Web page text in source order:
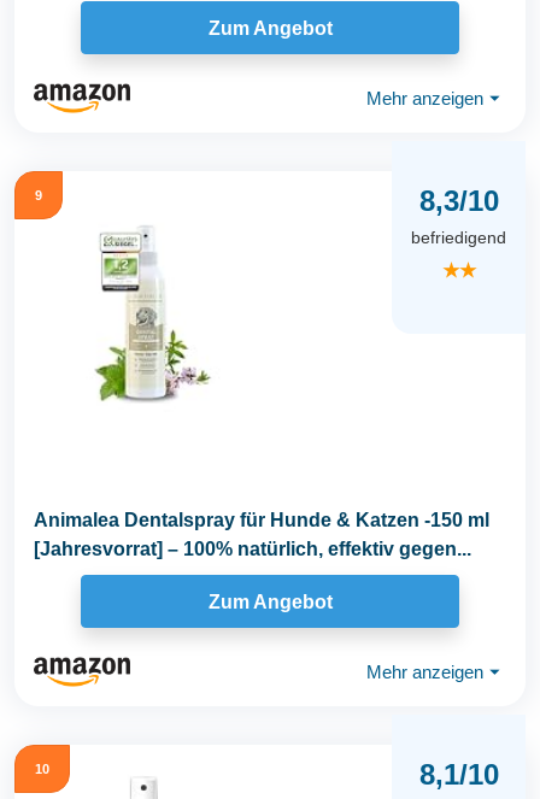
Zum Angebot
Mehr anzeigen ⏷
9 8,3/10
befriedigend
★★
Animalea Dentalspray für Hunde & Katzen -150 ml
[Jahresvorrat] – 100% natürlich, effektiv gegen...
Zum Angebot
Mehr anzeigen ⏷
10 8,1/10